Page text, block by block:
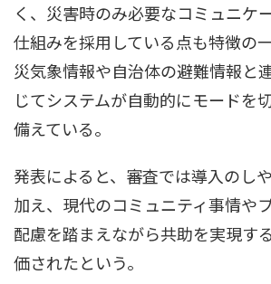
く、災害時のみ必要なコミュニケ
仕組みを採用している点も特徴の
災気象情報や自治体の避難情報と
じてシステムが自動的にモードを
備えている。
発表によると、審査では導入のし
加え、現代のコミュニティ事情や
配慮を踏まえながら共助を実現す
価されたという。